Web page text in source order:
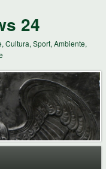
24
Cultura, Sport, Ambiente,